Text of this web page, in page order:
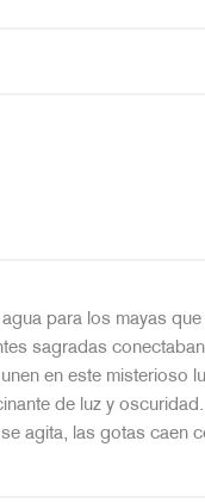
para los mayas
sagradas
en este misterioso
de luz y
agita, las gotas caen